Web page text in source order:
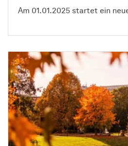
Am 01.01.2025 startet ein